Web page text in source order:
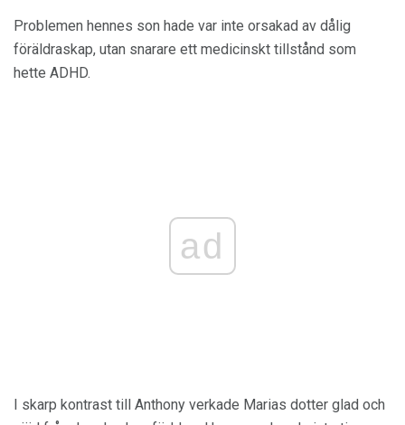
Problemen hennes son hade var inte orsakad av dålig
föräldraskap, utan snarare ett medicinskt tillstånd som
hette ADHD.
ad
I skarp kontrast till Anthony verkade Marias dotter glad och